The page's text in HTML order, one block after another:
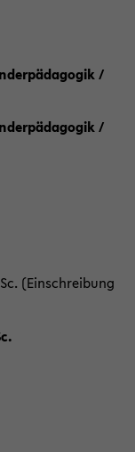
/
/
(Einschreibung